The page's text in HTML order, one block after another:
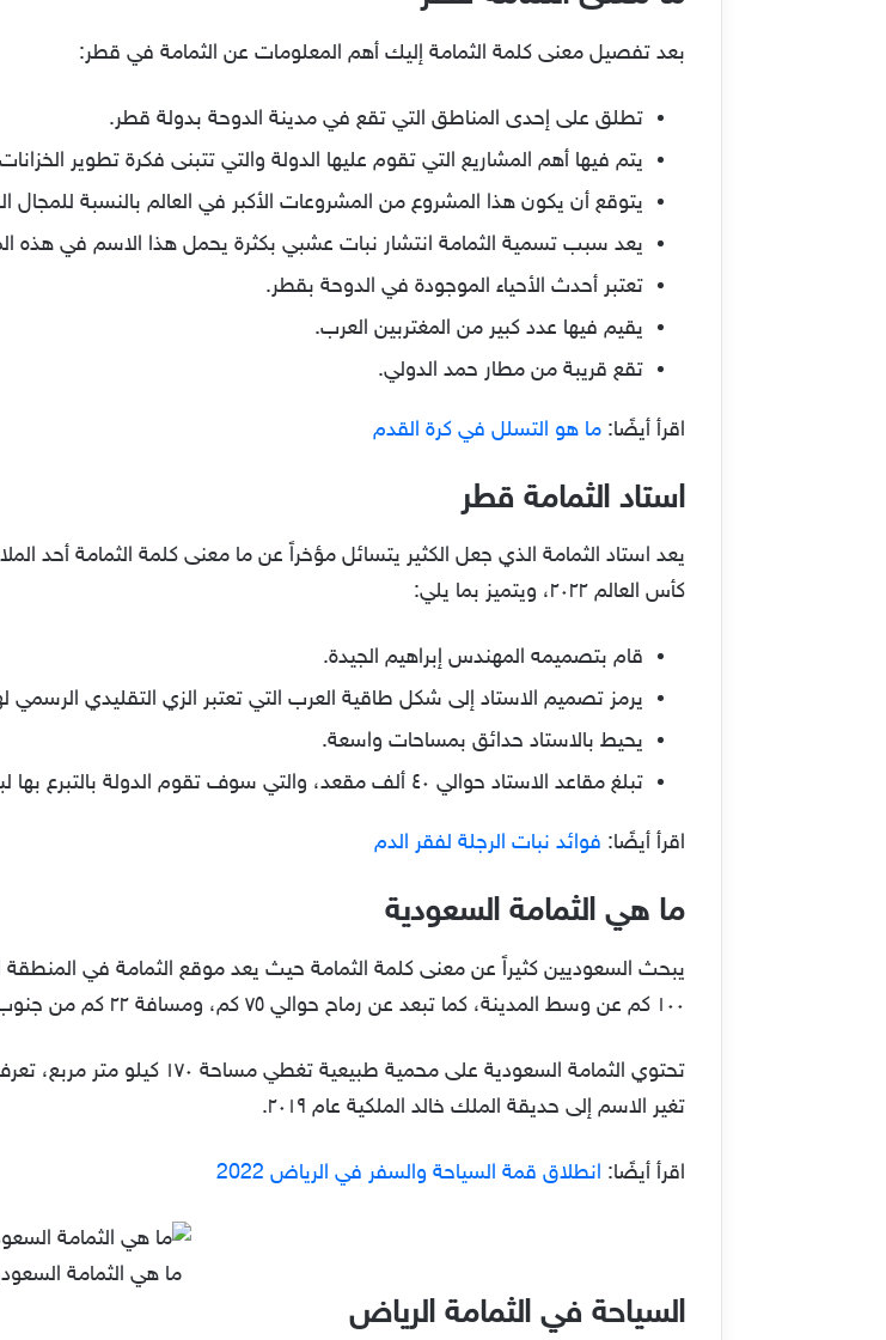
بعد تفصيل معنى كلمة الثمامة إليك أهم المعلومات عن الثمامة في قطر:
تطلق على إحدى المناطق التي تقع في مدينة الدوحة بدولة قطر.
يتم فيها أهم المشاريع التي تقوم عليها الدولة والتي تتبنى فكرة تطوير الخزانات
يتوقع أن يكون هذا المشروع من المشروعات الأكبر في العالم بالنسبة للمجال
يعد سبب تسمية الثمامة انتشار نبات عشبي بكثرة يحمل هذا الاسم في هذه
تعتبر أحدث الأحياء الموجودة في الدوحة بقطر.
يقيم فيها عدد كبير من المغتربين العرب.
تقع قريبة من مطار حمد الدولي.
اقرأ أيضًا: ما هو التسلل في كرة القدم
استاد الثمامة قطر
يعد استاد الثمامة الذي جعل الكثير يتسائل مؤخراً عن ما معنى كلمة الثمامة أحد
كأس العالم ٢٠٢٢، ويتميز بما يلي:
قام بتصميمه المهندس إبراهيم الجيدة.
يرمز تصميم الاستاد إلى شكل طاقية العرب التي تعتبر الزي التقليدي الرسمي
يحيط بالاستاد حدائق بمساحات واسعة.
تبلغ مقاعد الاستاد حوالي ٤٠ ألف مقعد، والتي سوف تقوم الدولة بالتبرع بها لبعض الدول الأخرى فور انتهاء كأس العالم.
اقرأ أيضًا: فوائد نبات الرجلة لفقر الدم
ما هي الثمامة السعودية
يبحث السعوديين كثيراً عن معنى كلمة الثمامة حيث يعد موقع الثمامة في المنطقة
١٠٠ كم عن وسط المدينة، كما تبعد عن رماح حوالي ٧٥ كم، ومسافة ٢٢ كم من جنوب شرق قرية الخاتلة.
تغير الاسم إلى حديقة الملك خالد الملكية عام ٢٠١٩.
اقرأ أيضًا: انطلاق قمة السياحة والسفر في الرياض 2022
ما هي الثمامة
السياحة في الثمامة الرياض